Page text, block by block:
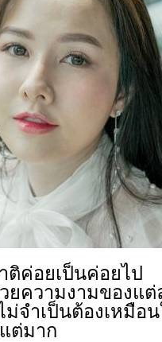
ค่อยเป็นค่อยไป
ยความงามของแ
จำเป็นต้องเหมือ
ต่มาก